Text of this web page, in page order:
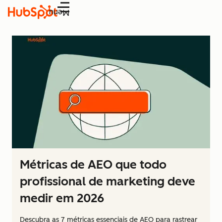
Menu
Métricas de AEO que todo
profissional de marketing deve
medir em 2026
Descubra as 7 métricas essenciais de AEO para rastrear